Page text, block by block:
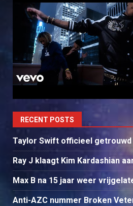
RECENT POSTS
Taylor Swift officieel
Ray J klaagt Kim Kardashian
Max B na 15 jaar weer
Anti-AZC nummer Broken